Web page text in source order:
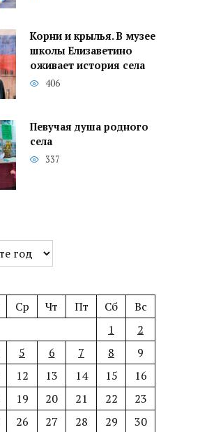
Корни и крылья. В музее
школы Елизаветино
оживает история села
406
Певучая душа родного
села
337
Ср Чт Пт Сб
Вс
1
2
5 6 7 8
9
12 13 14 15
16
19 20 21 22
23
26 27 28 29
30